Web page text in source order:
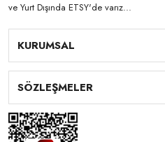
ve Yurt Dışında ETSY'de varız...
KURUMSAL
SÖZLEŞMELER